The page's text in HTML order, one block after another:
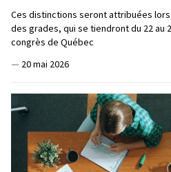
Ces distinctions seront attribuées
des grades, qui se tiendront du 22 au
congrès de Québec
— 20 mai 2026